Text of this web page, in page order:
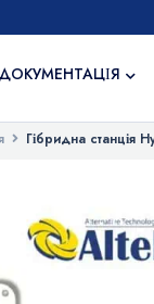
ДОКУМЕНТАЦІЯ
Гібридна станція